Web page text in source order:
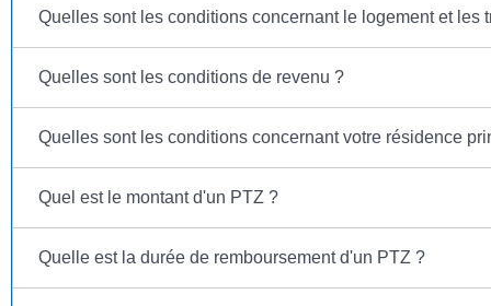
Quelles sont les conditions concernant le logement et les
Quelles sont les conditions de revenu ?
Quelles sont les conditions concernant votre résidence
Quel est le montant d'un PTZ ?
Quelle est la durée de remboursement d'un PTZ ?